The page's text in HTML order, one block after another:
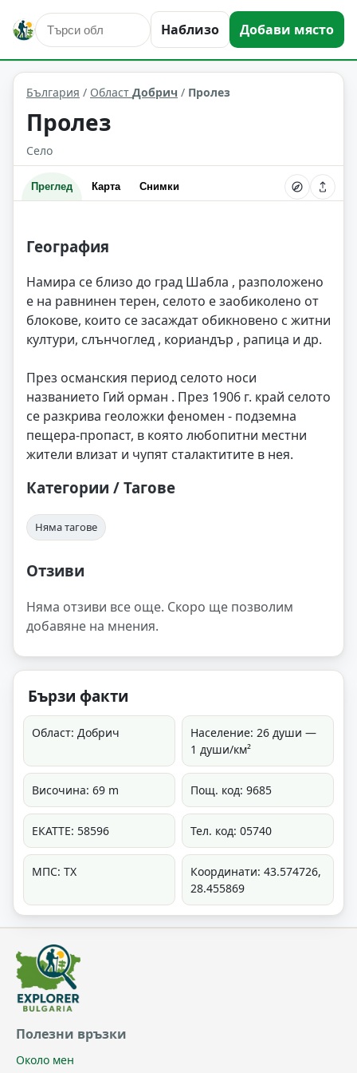
Наблизо Добави място
Пролез Област: Добрич
България / Област Добрич / Пролез
Пролез
Село
Преглед Карта Снимки
География
Намира се близо до град Шабла , разположено
е на равнинен терен, селото е заобиколено от
блокове, които се засаждат обикновено с житни
култури, слънчоглед , кориандър , рапица и др.
През османския период селото носи
названието Гий орман . През 1906 г. край селото
се разкрива геоложки феномен - подземна
пещера-пропаст, в която любопитни местни
жители влизат и чупят сталактитите в нея.
Категории / Тагове
Няма тагове
Отзиви
Няма отзиви все още. Скоро ще позволим
добавяне на мнения.
Бързи факти
Област: Добрич
Население: 26 души —
1 души/км²
Височина: 69 m Пощ. код: 9685
ЕКАТТЕ: 58596 Тел. код: 05740
МПС: ТХ
Координати: 43.574726,
28.455869
Полезни връзки
Около мен